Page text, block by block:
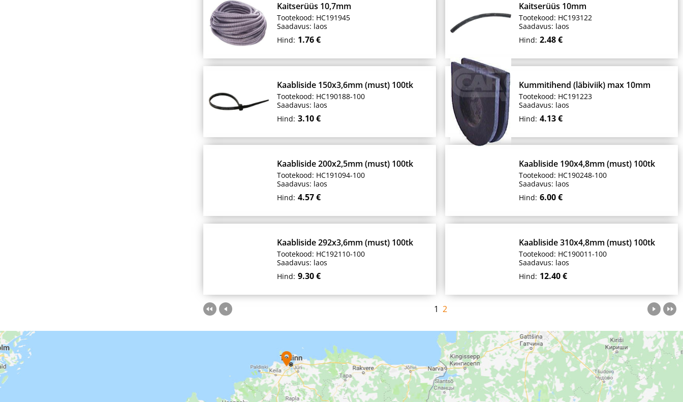
Kaitserüüs 10,7mm
Tootekood: HC191945
Saadavus: laos
Hind: 1.76 €
Kaitserüüs 10mm
Tootekood: HC193122
Saadavus: laos
Hind: 2.48 €
Kaabliside 150x3,6mm (must) 100tk
Tootekood: HC190188-100
Saadavus: laos
Hind: 3.10 €
Kummitihend (läbiviik) max 10mm
Tootekood: HC191223
Saadavus: laos
Hind: 4.13 €
Kaabliside 200x2,5mm (must) 100tk
Tootekood: HC191094-100
Saadavus: laos
Hind: 4.57 €
Kaabliside 190x4,8mm (must) 100tk
Tootekood: HC190248-100
Saadavus: laos
Hind: 6.00 €
Kaabliside 292x3,6mm (must) 100tk
Tootekood: HC192110-100
Saadavus: laos
Hind: 9.30 €
Kaabliside 310x4,8mm (must) 100tk
Tootekood: HC190011-100
Saadavus: laos
Hind: 12.40 €
1 2